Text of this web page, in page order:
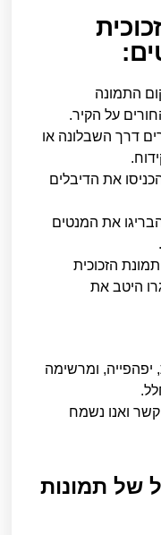
התמונה
על הקיר.
דרך השבלונה או
והכניסו את הדיבלים
את המנטים
הזכוכית
היטב את
יפהפייה, ומרשימה
קשר ואנו נשמח
של תמונות